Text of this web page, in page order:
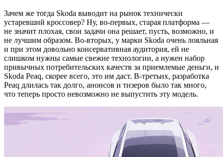
Зачем же тогда Skoda выводит на рынок технически
устаревший кроссовер? Ну, во-первых, старая платформа —
не значит плохая, свои задачи она решает, пусть, возможно, и
не лучшим образом. Во-вторых, у марки Skoda очень лояльная
и при этом довольно консервативная аудитория, ей не
слишком нужны самые свежие технологии, а нужен набор
привычных потребительских качеств за приемлемые деньги, и
Skoda Peaq, скорее всего, это им даст. В-третьих, разработка
Peaq длилась так долго, анонсов и тизеров было так много,
что теперь просто невозможно не выпустить эту модель.